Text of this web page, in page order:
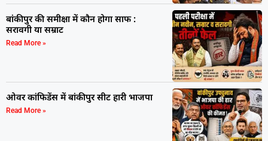
बांकीपुर की समीक्षा में कौन होगा साफ :
सरावगी या सम्राट
Read More »
ओवर कांफिडेंस में बांकीपुर सीट हारी भाजपा
Read More »